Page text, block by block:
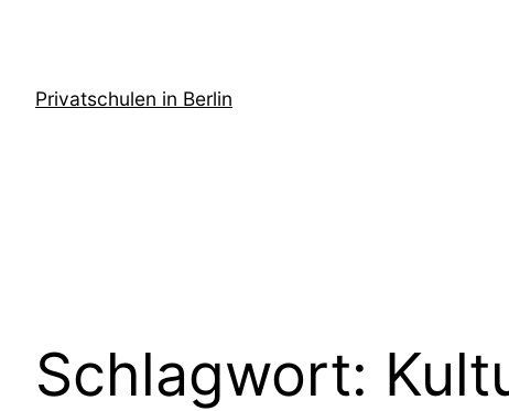
Privatschulen in Berlin
Schlagwort: